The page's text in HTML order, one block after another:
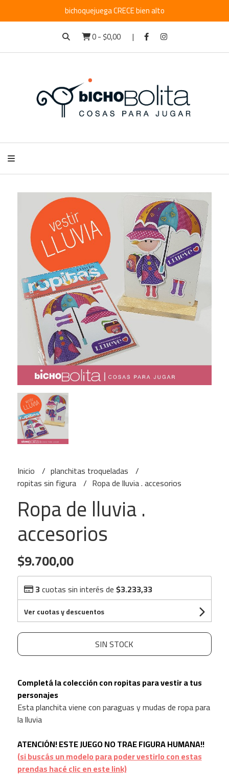
bichoquejuega CRECE bien alto
0-$0,00
Inicio
planchitas troqueladas
ropitas sin figura
Ropa de lluvia . accesorios
Ropa de lluvia .
accesorios
$9.700,00
3cuotas sin interés de$3.233,33
Ver cuotas y descuentos
SIN STOCK
Completá la colección con ropitas para vestir a tus
personajes
Esta planchita viene con paraguas y mudas de ropa para
la lluvia
ATENCIÓN! ESTE JUEGO NO TRAE FIGURA HUMANA!!
(si buscás un modelo para poder vestirlo con estas
prendas hacé clic en este link)